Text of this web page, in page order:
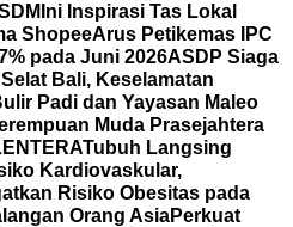
Ini Inspirasi Tas Lokal
ShopeeArus Petikemas IPC
pada Juni 2026ASDP Siaga
Bali, Keselamatan
Padi dan Yayasan Maleo
Muda Prasejahtera
Tubuh Langsing
Kardiovaskular,
Risiko Obesitas pada
Orang AsiaPerkuat